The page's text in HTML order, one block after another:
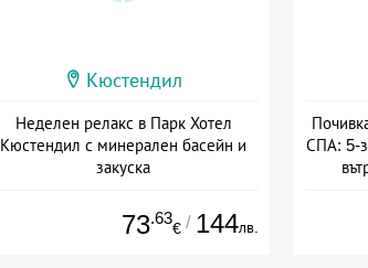
Кюстендил
Неделен релакс в Парк Хотел
Кюстендил с минерален басейн и
закуска
73.63
€ / 144лв.
СПА: 5-